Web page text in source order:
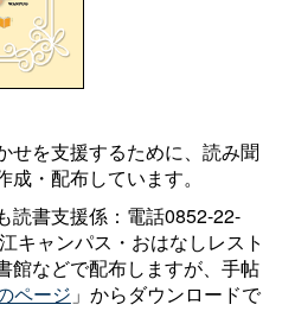
せを支援するために、読み聞
・配布しています。
読書支援係：電話0852-22-
キャンパス・おはなしレスト
館などで配布しますが、手帖
ページ 」からダウンロードで